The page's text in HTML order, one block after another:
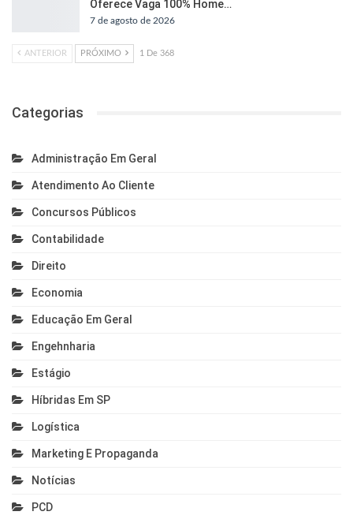
Oferece Vaga 100% Home…
7 de agosto de 2026
ANTERIOR PRÓXIMO 1 De 368
Categorias
Administração Em Geral
Atendimento Ao Cliente
Concursos Públicos
Contabilidade
Direito
Economia
Educação Em Geral
Engehnharia
Estágio
Híbridas Em SP
Logística
Marketing E Propaganda
Notícias
PCD